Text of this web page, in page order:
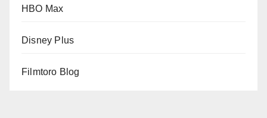
HBO Max
Disney Plus
Filmtoro Blog